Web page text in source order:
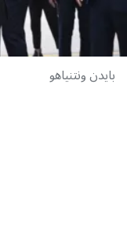
بايدن ونتنياهو